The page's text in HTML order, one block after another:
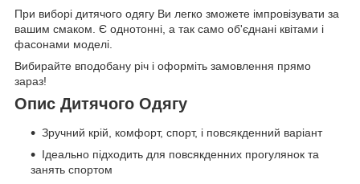
При виборі дитячого одягу Ви легко зможете імпровізувати за
вашим смаком. Є однотонні, а так само об'єднані квітами і
фасонами моделі.
Вибирайте вподобану річ і оформіть замовлення прямо
зараз!
Опис Дитячого Одягу
Зручний крій, комфорт, спорт, і повсякденний варіант
Ідеально підходить для повсякденних прогулянок та
занять спортом